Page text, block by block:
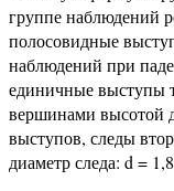
группе наблюдений
полосовидные
наблюдений при
единичные выступы
вершинами высотой
выступов, следы
диаметр следа: d =